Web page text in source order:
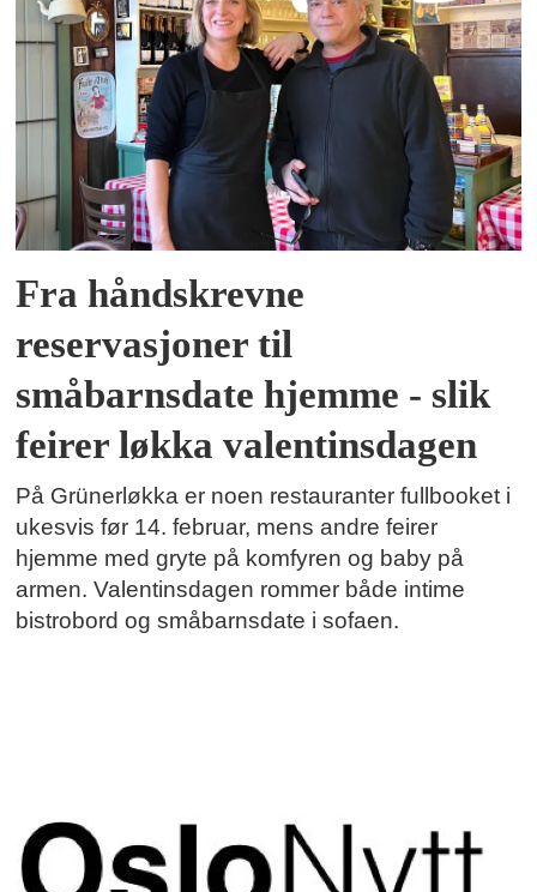
Fra håndskrevne
reservasjoner til
småbarnsdate hjemme - slik
feirer løkka valentinsdagen
På Grünerløkka er noen restauranter fullbooket i
ukesvis før 14. februar, mens andre feirer
hjemme med gryte på komfyren og baby på
armen. Valentinsdagen rommer både intime
bistrobord og småbarnsdate i sofaen.